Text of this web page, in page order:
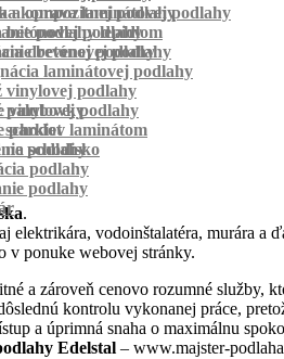
kompozitnej podlahy
a oprava laminátovej podlahy
betónovej podlahy
podlahy lepidlom
betónovej podlahy
drevenej podlahy
laminátovej podlahy
vinylovej podlahy
palubovky
vinylovej podlahy
parkiet laminátom
schodisko
podlahy
podlahy
podlahy
.
vodoinštalatéra, murára a
v ponuke webovej stránky.
a zároveň cenovo rozumné služby,
kontrolu vykonanej práce,
a úprimná snaha o maximálnu
Edelstal – www.majster-